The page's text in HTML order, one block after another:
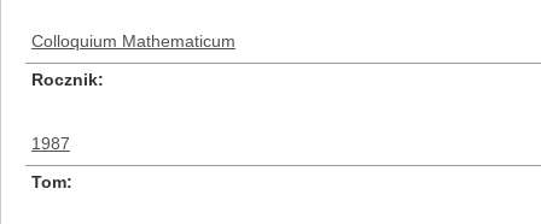
Colloquium Mathematicum
Rocznik
1987
Tom